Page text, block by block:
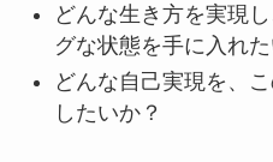
どんな生き方を実現
グな状態を手に入れた
どんな自己実現を、
したいか？